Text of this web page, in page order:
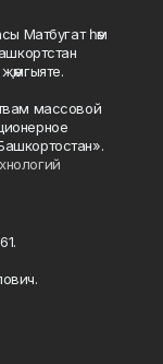
Матбугат һәм
массовой